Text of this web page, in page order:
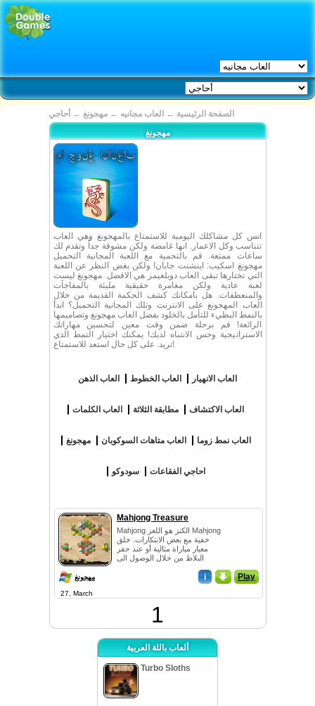
الصفحة الرئيسية ← العاب مجانيه ←مهجونغ ← أحاجي
مهجونغ
انس كل مشاكلك اليومية للاستمتاع بالمهجونغ وهي العاب
تتناسب وكل الاعمار. انها غامضة ولكن مشوقة جداُ وتقدم لك
ساعات ممتعة. قم بالتحمية مع اللعبة المجانية التحميل
مهجونغ اسكيب: اينشنت جابان! ولكن بغض النظر عن اللعبة
التي تختارها تبقى العاب دوبلغيمز هي الافضل. مهجونغ ليست
لعبة عادية ولكن مغامرة حقيقية مليئة بالمفاجآت
والمنعطفات. هل بامكانك كشف الحكمة القديمة من خلال
العاب المهجونغ على الانترنت وتلك المجانية التحميل؟ ابدأ
بالنمط البطيء للتأمل بالخلود بفضل العاب مهجونغ وتصاميمها
الرائعة! قم برحلة ضمن وقت معين لتحسين مهاراتك
الاستراتيجية وحس الانتباه لديك! يمكنك اختيار النمط الذي
تريد. على كل حال استعد للاستمتاع!
العاب الذهن العاب الخطوط العاب الانهيار
العاب الكلمات مطابقة الثلاثة العاب الاكتشاف
مهجونغ العاب متاهات السوكوبان العاب نمط زوما
سودوكو احاجي الفقاعات
Mahjong Treasure
Mahjong الكنز هو اللغز Mahjong
خفية مع بعض الابتكارات. خلق
معيار مباراة مثالية أو عند حفر
البلاط من خلال الوصول الى
مهجونغ i _ Play
27, March
1
ألعاب باللة العربية
Turbo Sloths